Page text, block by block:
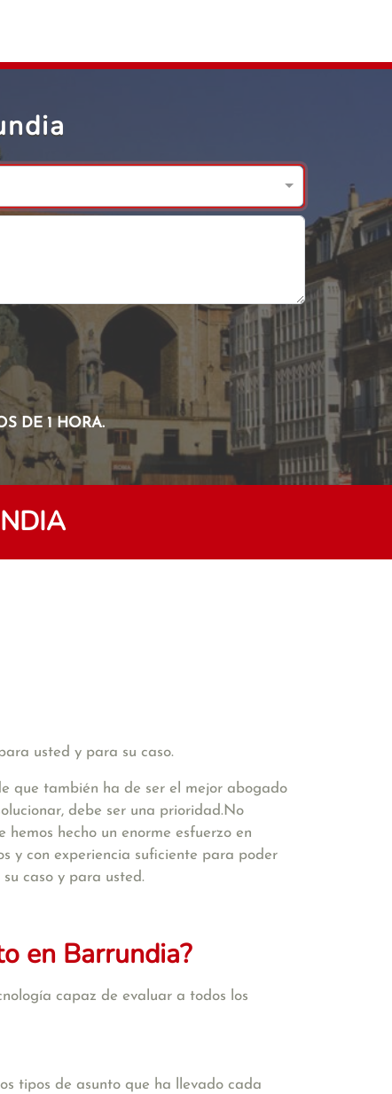
DE 1 HORA.
usted y para su caso.
que también ha de ser el mejor abogado
debe ser una prioridad.No
hecho un enorme esfuerzo en
y con experiencia suficiente para poder
caso y para usted.
en Barrundia?
capaz de evaluar a todos los
tipos de asunto que ha llevado cada